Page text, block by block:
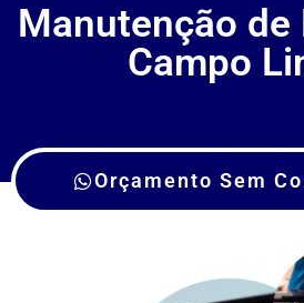
Manutenção
Campo
Orçamento Sem